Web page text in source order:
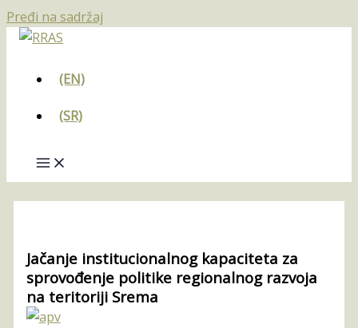
Pređi na sadržaj
(EN)
(SR)
Jačanje institucionalnog kapaciteta za
sprovođenje politike regionalnog razvoja
na teritoriji Srema